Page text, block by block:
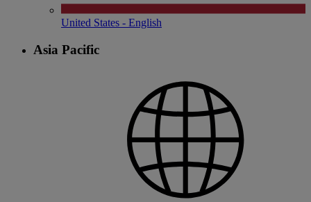
United States - English
Asia Pacific